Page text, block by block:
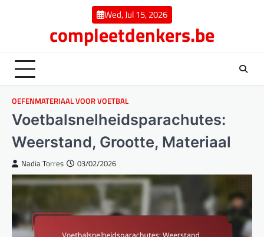
Wed, Jul 15, 2026
compleetdenkers.be
OEFENMATERIAAL VOOR VOETBAL
Voetbalsnelheidsparachutes:
Weerstand, Grootte, Materiaal
Nadia Torres 03/02/2026